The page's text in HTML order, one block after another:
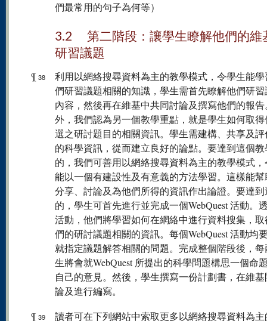
們最常用的句子為何等）
3.2 第二階段：讓學生瞭解他們的維
研習議題
¶ 38
利用以網絡搜尋資料為主的教學模式，令學生能
們研習議題相關的知識，學生需首先瞭解他們研
內容，然後再在維基中共同討論及撰寫他們的報告
外，我們認為另一個教學重點，就是學生如何取
選之研討題目的相關資訊。學生需建構、共享及
的科學資訊，從而建立良好的論點。要達到這個教
的，我們可善用以網絡搜尋資料為主的教學模式
能以一個有建設性及有意義的方法學習。這樣能
分享、討論及為他們所得的資訊作出論證。要達
的，學生可首先進行並完成一個WebQuest 活動。
活動，他們將學習如何在網絡中進行資料搜集，
們的研討議題相關的資訊。每個WebQuest 活動均
就指定議題解答相關的問題。完成整個階段後，
生將會就WebQuest 所提出的科學問題構思一個命
自己的意見。然後，學生撰寫一份計劃書，在維
論及進行編寫。
¶ 39
讀者可在下列網站中索取更多以網絡搜尋資料為